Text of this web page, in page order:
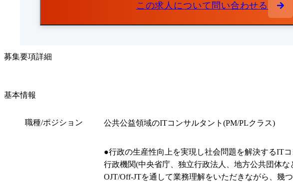
この求人について問い合わせる
募集要項詳細
基本情報
職種/ポジション 公共公益領域のITコンサルタント(PM/PLクラス)
●行政の生産性向上を実現し社会問題を解決するITコ
行政機関(中央省庁、独立行政法人、地方公共団体
OJT/Off-JTを通して業務理解をいただきながら、幾